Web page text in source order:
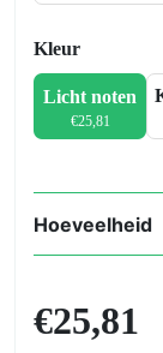
Kleur
Licht noten
€25,81
Hoeveelheid
V33
750
€25,81